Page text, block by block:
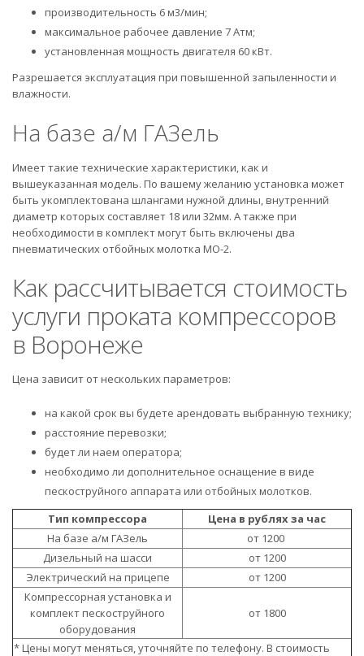
производительность 6 м3/мин;
максимальное рабочее давление 7 Атм;
установленная мощность двигателя 60 кВт.
Разрешается эксплуатация при повышенной запыленности и
влажности.
На базе а/м ГАЗель
Имеет такие технические характеристики, как и
вышеуказанная модель. По вашему желанию установка может
быть укомплектована шлангами нужной длины, внутренний
диаметр которых составляет 18 или 32мм. А также при
необходимости в комплект могут быть включены два
пневматических отбойных молотка МО-2.
Как рассчитывается стоимость
услуги проката компрессоров
в Воронеже
Цена зависит от нескольких параметров:
на какой срок вы будете арендовать выбранную технику;
расстояние перевозки;
будет ли наем оператора;
необходимо ли дополнительное оснащение в виде
пескоструйного аппарата или отбойных молотков.
Тип компрессора
Цена в рублях за час
На базе а/м ГАЗель
от 1200
Дизельный на шасси
от 1200
Электрический на прицепе
от 1200
Компрессорная установка и
комплект пескоструйного
оборудования
от 1800
* Цены могут меняться, уточняйте по телефону. В стоимость